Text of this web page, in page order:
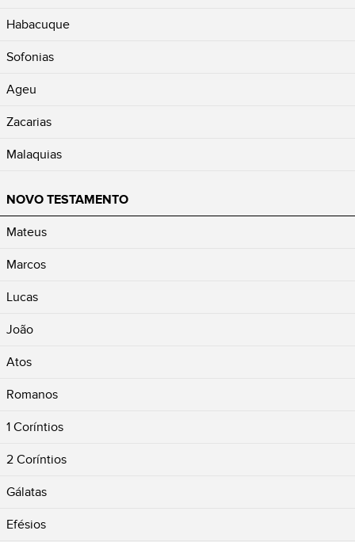
Habacuque
Sofonias
Ageu
Zacarias
Malaquias
NOVO TESTAMENTO
Mateus
Marcos
Lucas
João
Atos
Romanos
1 Coríntios
2 Coríntios
Gálatas
Efésios